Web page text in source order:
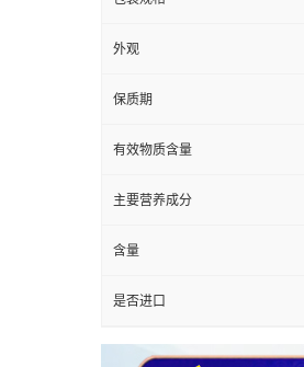
外观
保质期
有效物质含量
主要营养成分
含量
是否进口